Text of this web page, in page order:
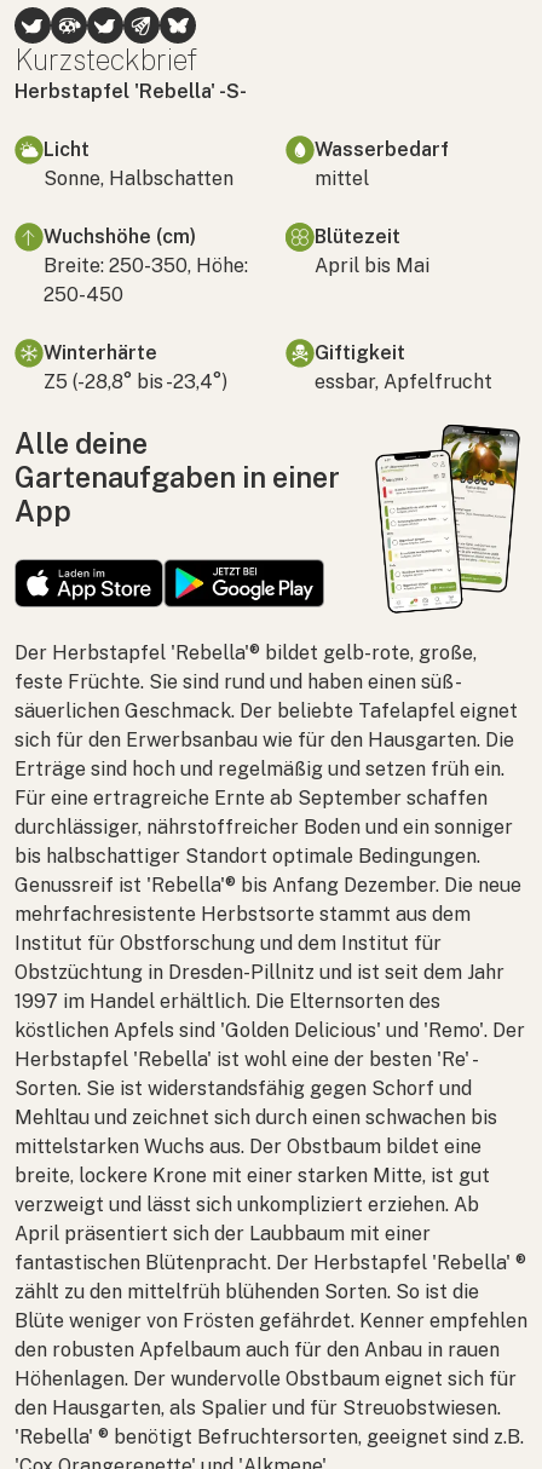
Kurzsteckbrief
Herbstapfel 'Rebella' -S-
Licht
Sonne, Halbschatten
Wasserbedarf
mittel
Wuchshöhe (cm)
Breite: 250-350, Höhe:
250-450
Blütezeit
April bis Mai
Winterhärte
Z5 (-28,8° bis -23,4°)
Giftigkeit
essbar, Apfelfrucht
Alle deine
Gartenaufgaben in einer
App
Der Herbstapfel 'Rebella'® bildet gelb-rote, große,
feste Früchte. Sie sind rund und haben einen süß-
säuerlichen Geschmack. Der beliebte Tafelapfel eignet
sich für den Erwerbsanbau wie für den Hausgarten. Die
Erträge sind hoch und regelmäßig und setzen früh ein.
Für eine ertragreiche Ernte ab September schaffen
durchlässiger, nährstoffreicher Boden und ein sonniger
bis halbschattiger Standort optimale Bedingungen.
Genussreif ist 'Rebella'® bis Anfang Dezember. Die neue
mehrfachresistente Herbstsorte stammt aus dem
Institut für Obstforschung und dem Institut für
Obstzüchtung in Dresden-Pillnitz und ist seit dem Jahr
1997 im Handel erhältlich. Die Elternsorten des
köstlichen Apfels sind 'Golden Delicious' und 'Remo'. Der
Herbstapfel 'Rebella' ist wohl eine der besten 'Re' -
Sorten. Sie ist widerstandsfähig gegen Schorf und
Mehltau und zeichnet sich durch einen schwachen bis
mittelstarken Wuchs aus. Der Obstbaum bildet eine
breite, lockere Krone mit einer starken Mitte, ist gut
verzweigt und lässt sich unkompliziert erziehen. Ab
April präsentiert sich der Laubbaum mit einer
fantastischen Blütenpracht. Der Herbstapfel 'Rebella' ®
zählt zu den mittelfrüh blühenden Sorten. So ist die
Blüte weniger von Frösten gefährdet. Kenner empfehlen
den robusten Apfelbaum auch für den Anbau in rauen
Höhenlagen. Der wundervolle Obstbaum eignet sich für
den Hausgarten, als Spalier und für Streuobstwiesen.
'Rebella' ® benötigt Befruchtersorten, geeignet sind z.B.